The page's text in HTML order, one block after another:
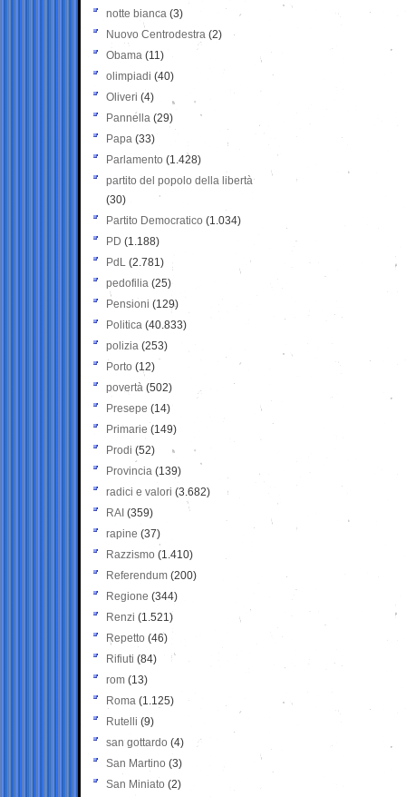
notte bianca (3)
Nuovo Centrodestra (2)
Obama (11)
olimpiadi (40)
Oliveri (4)
Pannella (29)
Papa (33)
Parlamento (1.428)
partito del popolo della libertà
(30)
Partito Democratico (1.034)
PD (1.188)
PdL (2.781)
pedofilia (25)
Pensioni (129)
Politica (40.833)
polizia (253)
Porto (12)
povertà (502)
Presepe (14)
Primarie (149)
Prodi (52)
Provincia (139)
radici e valori (3.682)
RAI (359)
rapine (37)
Razzismo (1.410)
Referendum (200)
Regione (344)
Renzi (1.521)
Repetto (46)
Rifiuti (84)
rom (13)
Roma (1.125)
Rutelli (9)
san gottardo (4)
San Martino (3)
San Miniato (2)